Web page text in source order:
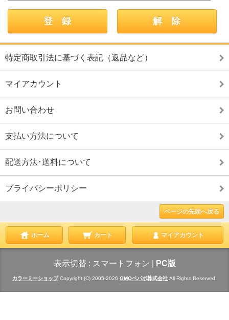
特定商取引法に基づく表記（返品など）
マイアカウント
お問い合わせ
支払い方法について
配送方法･送料について
プライバシーポリシー
ページの先頭へ戻る
ホーム カート マイアカウント
表示切替 : スマートフォン PC版
カラーミーショップCopyright (C) 2005-2026 GMOペパボ株式会社 All Rights Reserved.